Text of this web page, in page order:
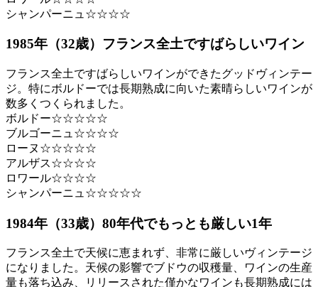
シャンパーニュ☆☆☆☆
1985年（32歳）フランス全土ですばらしいワイン
フランス全土ですばらしいワインができたグッドヴィンテー
ジ。特にボルドーでは長期熟成に向いた素晴らしいワインが
数多くつくられました。
ボルドー☆☆☆☆☆
ブルゴーニュ☆☆☆☆
ローヌ☆☆☆☆☆
アルザス☆☆☆☆
ロワール☆☆☆☆
シャンパーニュ☆☆☆☆☆
1984年（33歳）80年代でもっとも厳しい1年
フランス全土で天候に恵まれず、非常に厳しいヴィンテージ
になりました。天候の影響でブドウの収穫量、ワインの生産
量も落ち込み、リリースされた僅かなワインも長期熟成には